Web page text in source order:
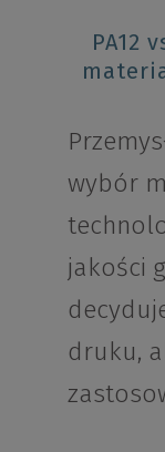
PA12
wybór
jakości
druku,